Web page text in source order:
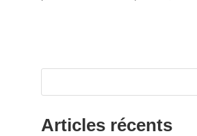
Articles récents